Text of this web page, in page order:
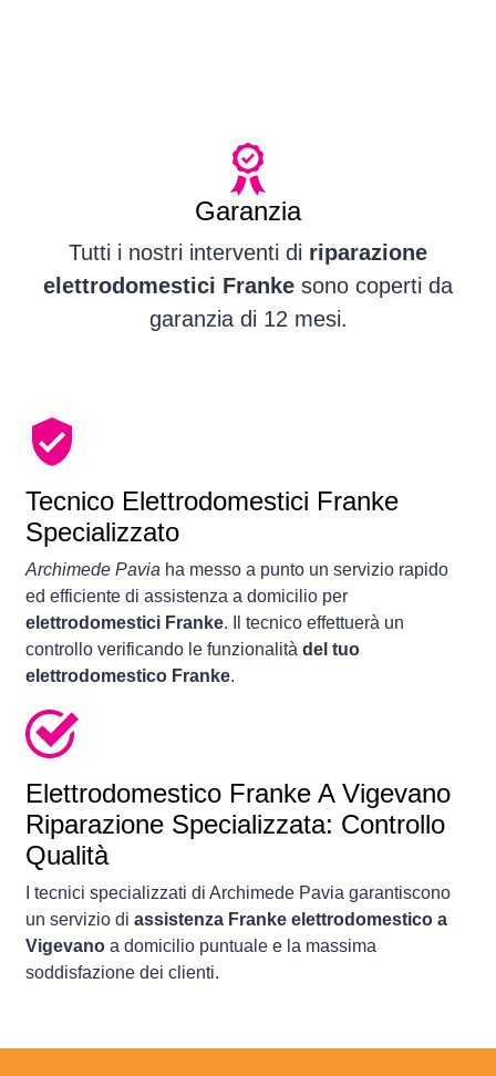
Garanzia
Tutti i nostri interventi di riparazione
elettrodomestici Franke sono coperti da
garanzia di 12 mesi.
Tecnico Elettrodomestici Franke
Specializzato
Archimede Pavia ha messo a punto un servizio rapido
ed efficiente di assistenza a domicilio per
elettrodomestici Franke. Il tecnico effettuerà un
controllo verificando le funzionalità del tuo
elettrodomestico Franke.
Elettrodomestico Franke A Vigevano
Riparazione Specializzata: Controllo
Qualità
I tecnici specializzati di Archimede Pavia garantiscono
un servizio di assistenza Franke elettrodomestico a
Vigevano a domicilio puntuale e la massima
soddisfazione dei clienti.